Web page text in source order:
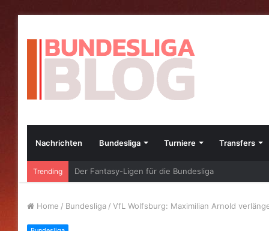
Nachrichten Bundesliga Turniere Transfers
Trending Die besten Bundesliga-Transfers im Jahr 2023
Home / Bundesliga / VfL Wolfsburg: Maximilian Arnold